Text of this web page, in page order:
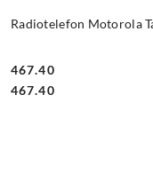
Radiotelefon Motorola
Cena:
467.40
Cena:
467.40